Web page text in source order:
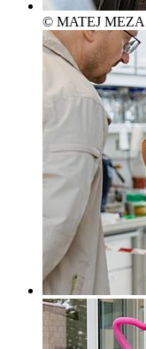
© MATEJ MEZA